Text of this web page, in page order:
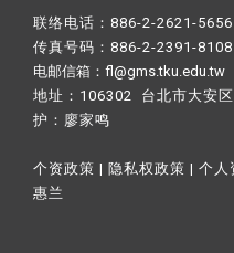
联络电话：886-2-2621-
传真号码：886-2-2391-8108
电邮信箱：fl@gms.tku.edu.tw
地址：106302 台北市大安
护： 廖家鸣​
个资政策 | 隐私权政策 | 个人
惠兰